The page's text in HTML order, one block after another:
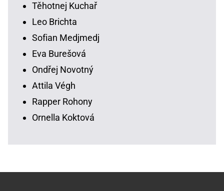
Těhotnej Kuchař
Leo Brichta
Sofian Medjmedj
Eva Burešová
Ondřej Novotný
Attila Végh
Rapper Rohony
Ornella Koktová